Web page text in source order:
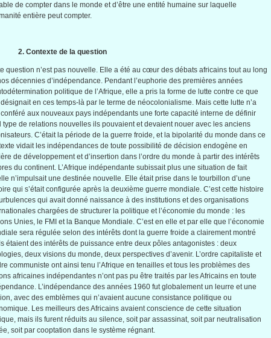
de compter dans le monde etd’être une entité humaine sur laquelle
entière peut compter.
2.Contexte de la question
question n’estpas nouvelle. Elle a été au cœur des débats africains tout au long
décennies d’indépendance. Pendant l’euphorie des premières années
politique de l’Afrique, elle a pris la forme de lutte contre ce que
désignaiten ces temps-là par le terme de néocolonialisme. Mais cette lutte n’a
conféré aux nouveaux pays indépendants une forte capacité interne de définir
type de relations nouvelles ils pouvaientetdevaient nouer avec les anciens
. C’étaitla période de la guerre froide, et la bipolarité du monde dans ce
vidaitles indépendances de toute possibilité de décision endogène en
de développementetd’insertion dans l’ordre du monde à partir des intérêts
du continent. L’Afrique indépendante subissaitplus une situation de fait
n’impulsait une destinée nouvelle. Elle étaitprise dans le tourbillon d’une
qui s’était configurée après la deuxième guerre mondiale. C’est cette histoire
qui avait donné naissance à des institutions et des organisations
chargées de structurer la politique et l’économie du monde : les
Unies, le FMI et la Banque Mondiale. C’esten elle et par elle que l’économie
sera régulée selon des intérêts dontla guerre froide a clairement montré
étaientdes intérêts de puissance entre deux pôles antagonistes : deux
, deux visions du monde, deux perspectives d’avenir. L’ordre capitaliste et
communiste ont ainsi tenu l’Afrique en tenailles ettous les problèmes des
africaines indépendantes n’ontpas pu être traités par lesAfricains en toute
. L’indépendance des années 1960 fut globalementun leurre etune
avec des emblèmes qui n’avaient aucune consistance politique ou
. Les meilleurs desAfricains avaientconscience de cette situation
, mais ils furent réduits au silence, soitpar assassinat, soitpar neutralisation
, soitpar cooptation dans le système régnant.